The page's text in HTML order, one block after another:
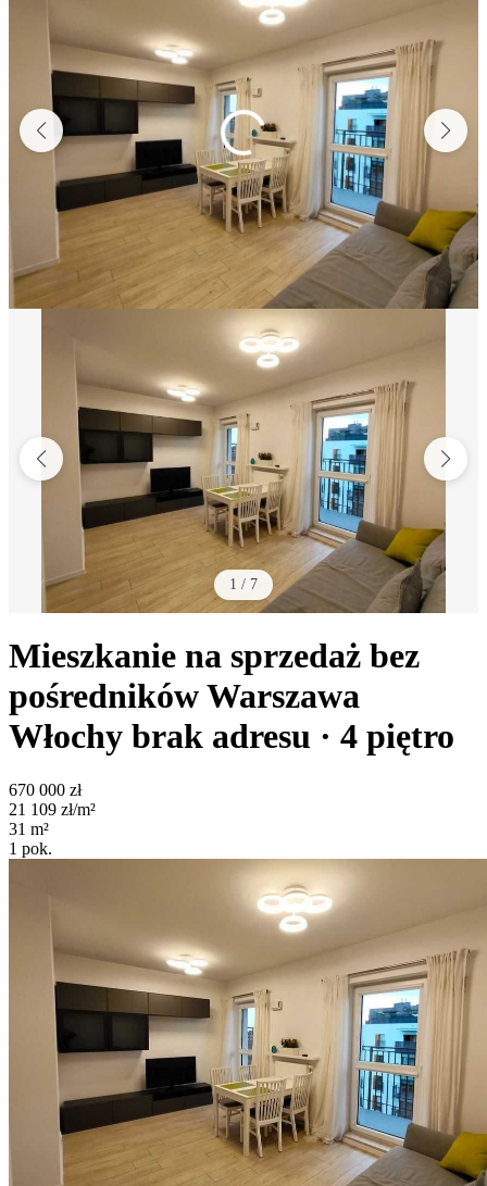
1 / 7
Mieszkanie na sprzedaż bez
pośrednikówWarszawa
Włochy brak adresu · 4 piętro
670 000 zł
21 109 zł/m²
31 m²
1 pok.